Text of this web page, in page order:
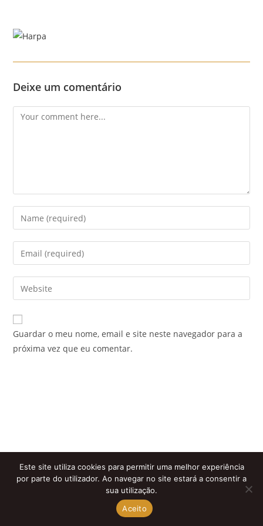
content
Deixe um comentário
Comment
Enter
your
name
comment
Enter
your
email
address
comment
Enter
your
website
URL
Guardar o meu nome, email e site neste navegador para a
próxima vez que eu comentar.
Este site utiliza cookies para permitir uma melhor experiência
por parte do utilizador. Ao navegar no site estará a consentir a
sua utilização.
Aceito